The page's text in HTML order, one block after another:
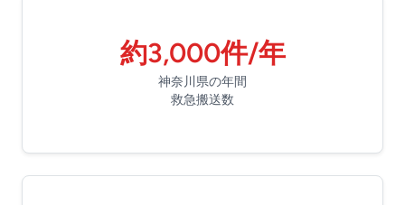
約3,000件/年
神奈川県の年間
救急搬送数